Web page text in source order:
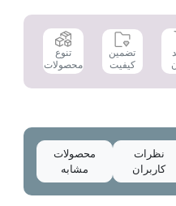
تضمین
کیفیت
تنوع
محصولات
نظرات
کاربران
محصولات
مشابه